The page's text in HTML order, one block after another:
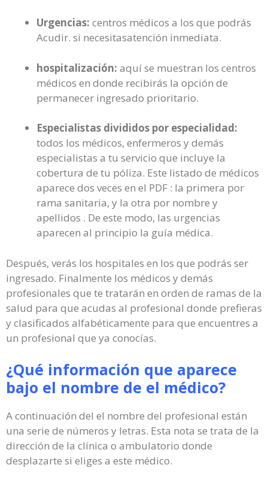
Urgencias: centros médicos a los que podrás
Acudir. si necesitasatención inmediata.
hospitalización: aquí se muestran los centros
médicos en donde recibirás la opción de
permanecer ingresado prioritario.
Especialistas divididos por especialidad:
todos los médicos, enfermeros y demás
especialistas a tu servicio que incluye la
cobertura de tu póliza. Este listado de médicos
aparece dos veces en el PDF : la primera por
rama sanitaria, y la otra por nombre y
apellidos . De este modo, las urgencias
aparecen al principio la guía médica.
Después, verás los hospitales en los que podrás ser
ingresado. Finalmente los médicos y demás
profesionales que te tratarán en orden de ramas de la
salud para que acudas al profesional donde prefieras
y clasificados alfabéticamente para que encuentres a
un profesional que ya conocías.
¿Qué información que aparece
bajo el nombre de el médico?
A continuación del el nombre del profesional están
una serie de números y letras. Esta nota se trata de la
dirección de la clínica o ambulatorio donde
desplazarte si eliges a este médico.